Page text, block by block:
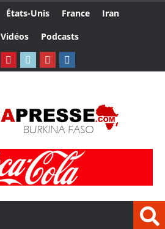
États-Unis France
Iran
Vidéos Podcasts